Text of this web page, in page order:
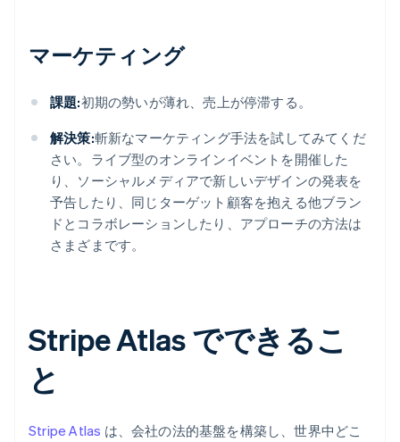
マーケティング
課題:初期の勢いが薄れ、売上が停滞する。
解決策:斬新なマーケティング手法を試してみてくだ
さい。ライブ型のオンラインイベントを開催した
り、ソーシャルメディアで新しいデザインの発表を
予告したり、同じターゲット顧客を抱える他ブラン
ドとコラボレーションしたり、アプローチの方法は
さまざまです。
Stripe Atlas でできるこ
と
Stripe Atlas は、会社の法的基盤を構築し、世界中どこ